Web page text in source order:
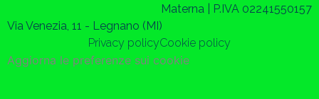
Materna | P.IVA 02241550157
Via Venezia, 11 - Legnano (MI)
Privacy policyCookie policy
Aggiorna le preferenze sui cookie